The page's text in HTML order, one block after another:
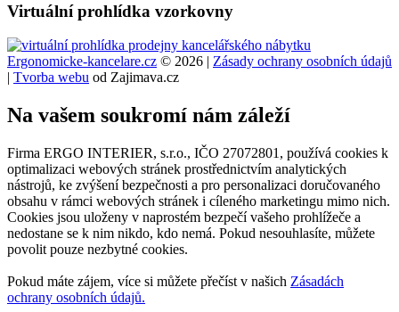
Virtuální prohlídka vzorkovny
Ergonomicke-kancelare.cz © 2026 | Zásady ochrany osobních údajů
| Tvorba webu od Zajimava.cz
Na vašem soukromí nám záleží
Firma ERGO INTERIER, s.r.o., IČO 27072801, používá cookies k
optimalizaci webových stránek prostřednictvím analytických
nástrojů, ke zvýšení bezpečnosti a pro personalizaci doručovaného
obsahu v rámci webových stránek i cíleného marketingu mimo nich.
Cookies jsou uloženy v naprostém bezpečí vašeho prohlížeče a
nedostane se k nim nikdo, kdo nemá. Pokud nesouhlasíte, můžete
povolit pouze nezbytné cookies.
Pokud máte zájem, více si můžete přečíst v našich Zásadách
ochrany osobních údajů.